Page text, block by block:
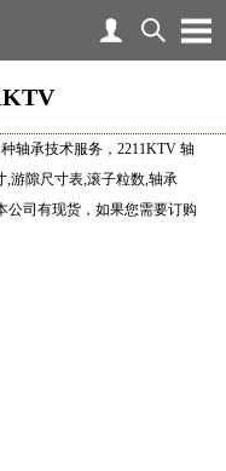
轴承技术服务，2211KTV 轴
,游隙尺寸表,滚子粒数,轴承
公司有现货，如果您需要订购